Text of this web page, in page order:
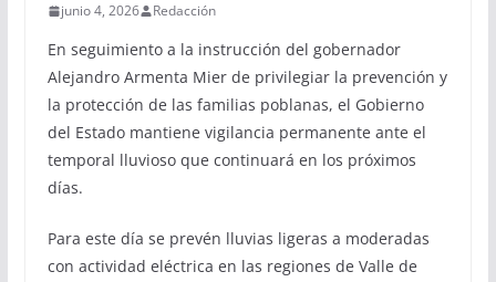
junio 4, 2026 Redacción
En seguimiento a la instrucción del gobernador
Alejandro Armenta Mier de privilegiar la prevención y
la protección de las familias poblanas, el Gobierno
del Estado mantiene vigilancia permanente ante el
temporal lluvioso que continuará en los próximos
días.
Para este día se prevén lluvias ligeras a moderadas
con actividad eléctrica en las regiones de Valle de